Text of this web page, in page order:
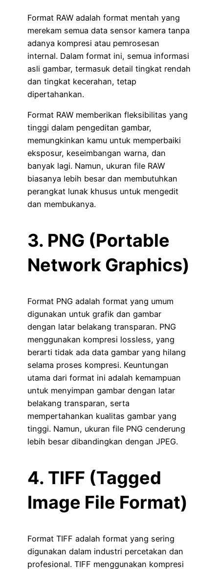
Format RAW adalah format mentah yang
merekam semua data sensor kamera tanpa
adanya kompresi atau pemrosesan
internal. Dalam format ini, semua informasi
asli gambar, termasuk detail tingkat rendah
dan tingkat kecerahan, tetap
dipertahankan.
Format RAW memberikan fleksibilitas yang
tinggi dalam pengeditan gambar,
memungkinkan kamu untuk memperbaiki
eksposur, keseimbangan warna, dan
banyak lagi. Namun, ukuran file RAW
biasanya lebih besar dan membutuhkan
perangkat lunak khusus untuk mengedit
dan membukanya.
3. PNG (Portable
Network Graphics)
Format PNG adalah format yang umum
digunakan untuk grafik dan gambar
dengan latar belakang transparan. PNG
menggunakan kompresi lossless, yang
berarti tidak ada data gambar yang hilang
selama proses kompresi. Keuntungan
utama dari format ini adalah kemampuan
untuk menyimpan gambar dengan latar
belakang transparan, serta
mempertahankan kualitas gambar yang
tinggi. Namun, ukuran file PNG cenderung
lebih besar dibandingkan dengan JPEG.
4. TIFF (Tagged
Image File Format)
Format TIFF adalah format yang sering
digunakan dalam industri percetakan dan
profesional. TIFF menggunakan kompresi